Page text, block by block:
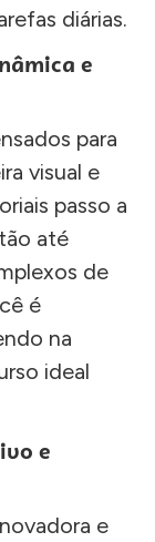
diárias.
e
para
visual e
passo a
até
de
é
na
ideal
e
e